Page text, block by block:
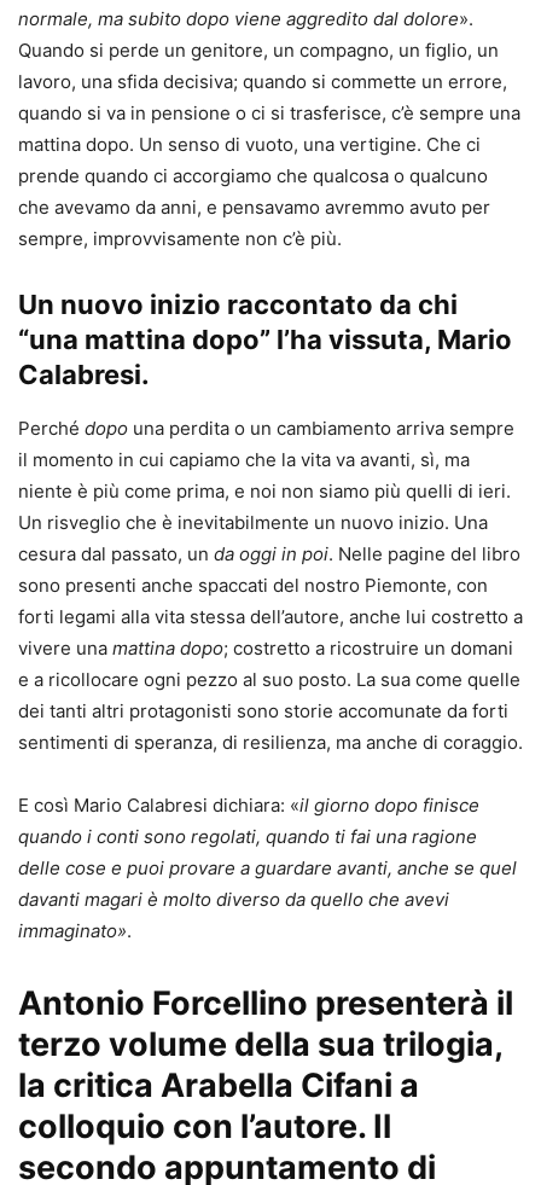
normale, ma subito dopo viene aggredito dal dolore».
Quando si perde un genitore, un compagno, un figlio, un
lavoro, una sfida decisiva; quando si commette un errore,
quando si va in pensione o ci si trasferisce, c’è sempre una
mattina dopo. Un senso di vuoto, una vertigine. Che ci
prende quando ci accorgiamo che qualcosa o qualcuno
che avevamo da anni, e pensavamo avremmo avuto per
sempre, improvvisamente non c’è più.
Un nuovo inizio raccontato da chi
“una mattina dopo” l’ha vissuta, Mario
Calabresi.
Perché dopo una perdita o un cambiamento arriva sempre
il momento in cui capiamo che la vita va avanti, sì, ma
niente è più come prima, e noi non siamo più quelli di ieri.
Un risveglio che è inevitabilmente un nuovo inizio. Una
cesura dal passato, un da oggi in poi. Nelle pagine del libro
sono presenti anche spaccati del nostro Piemonte, con
forti legami alla vita stessa dell’autore, anche lui costretto a
vivere una mattina dopo; costretto a ricostruire un domani
e a ricollocare ogni pezzo al suo posto. La sua come quelle
dei tanti altri protagonisti sono storie accomunate da forti
sentimenti di speranza, di resilienza, ma anche di coraggio.
E così Mario Calabresi dichiara: «il giorno dopo finisce
quando i conti sono regolati, quando ti fai una ragione
delle cose e puoi provare a guardare avanti, anche se quel
davanti magari è molto diverso da quello che avevi
immaginato».
Antonio Forcellino presenterà il
terzo volume della sua trilogia,
la critica Arabella Cifani a
colloquio con l’autore. Il
secondo appuntamento di